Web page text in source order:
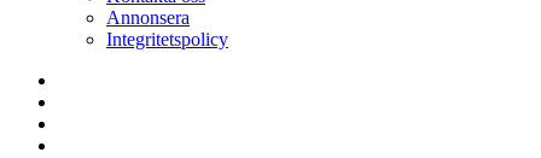
Annonsera
Integritetspolicy